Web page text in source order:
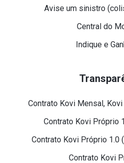
Avise um sinistro
Central do
Indique e
Contrato Kovi Mensal,
Contrato Kovi Próprio
Contrato Kovi Próprio 1.0
Contrato Kovi